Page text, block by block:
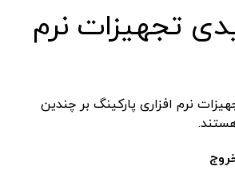
تجهیزات نرم
نرم افزاری پارکینگ بر چندین